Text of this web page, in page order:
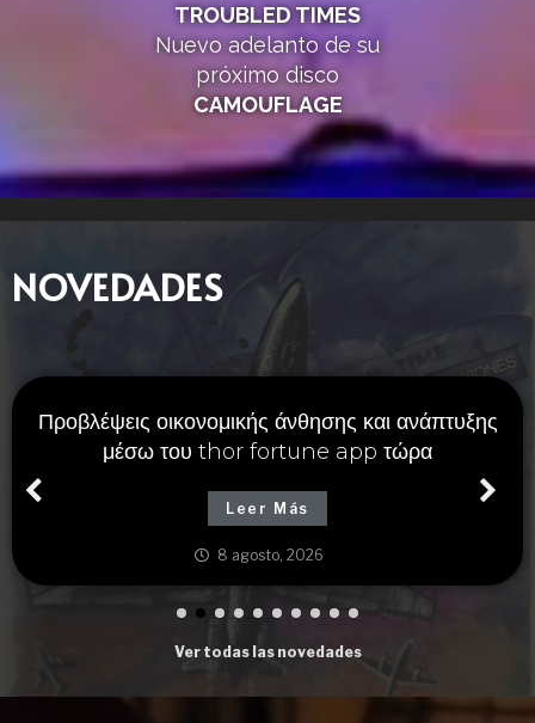
TROUBLED TIMES
Nuevo adelanto de su
próximo disco
CAMOUFLAGE
NOVEDADES
Προβλέψεις οικονομικής άνθησης και ανάπτυξης
μέσω του thor fortune app τώρα
Leer Más
8 agosto, 2026
Ver todas las novedades